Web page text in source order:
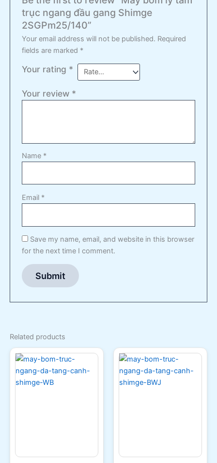
trục ngang đầu gang Shimge
2SGPm25/140”
Your email address will not be published. Required
fields are marked *
Your rating *
Your review *
Name *
Email *
Save my name, email, and website in this browser
for the next time I comment.
Related products